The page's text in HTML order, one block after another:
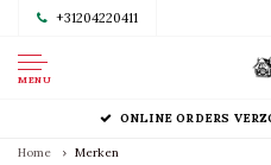
+31204220411
MENU
ONLINE ORDERS
Home Merken